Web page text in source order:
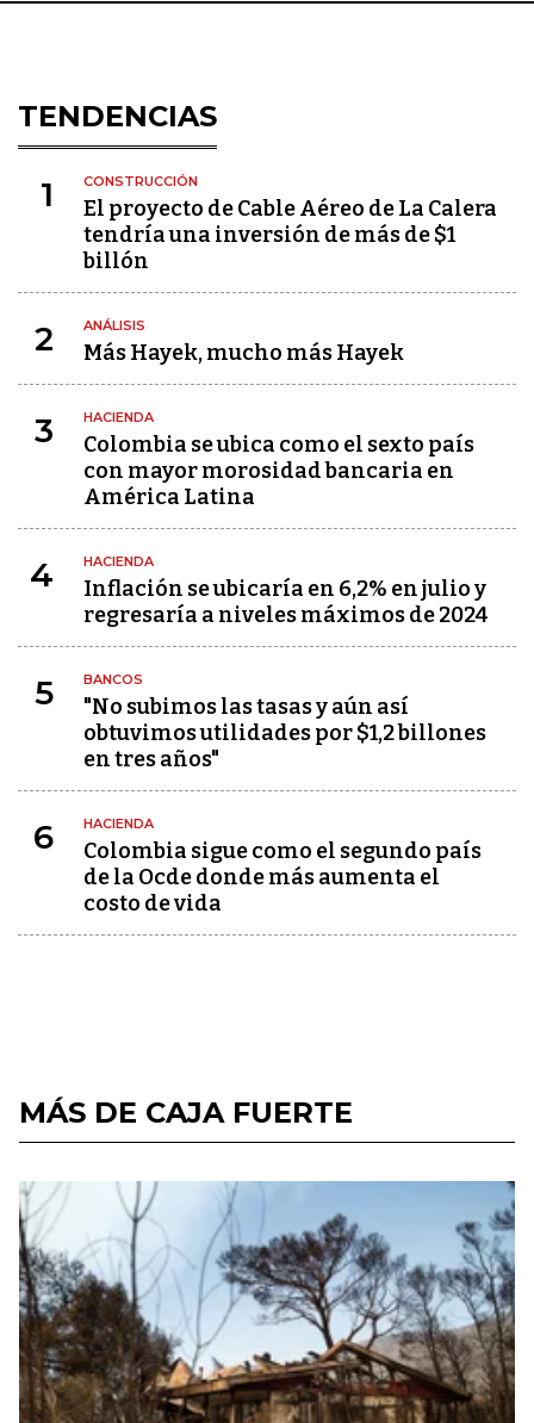
TENDENCIAS
1 CONSTRUCCIÓN
El proyecto de Cable Aéreo de La Calera
tendría una inversión de más de $1
billón
2 ANÁLISIS
Más Hayek, mucho más Hayek
3 HACIENDA
Colombia se ubica como el sexto país
con mayor morosidad bancaria en
América Latina
4 HACIENDA
Inflación se ubicaría en 6,2% en julio y
regresaría a niveles máximos de 2024
5 BANCOS
"No subimos las tasas y aún así
obtuvimos utilidades por $1,2 billones
en tres años"
6 HACIENDA
Colombia sigue como el segundo país
de la Ocde donde más aumenta el
costo de vida
MÁS DE CAJA FUERTE